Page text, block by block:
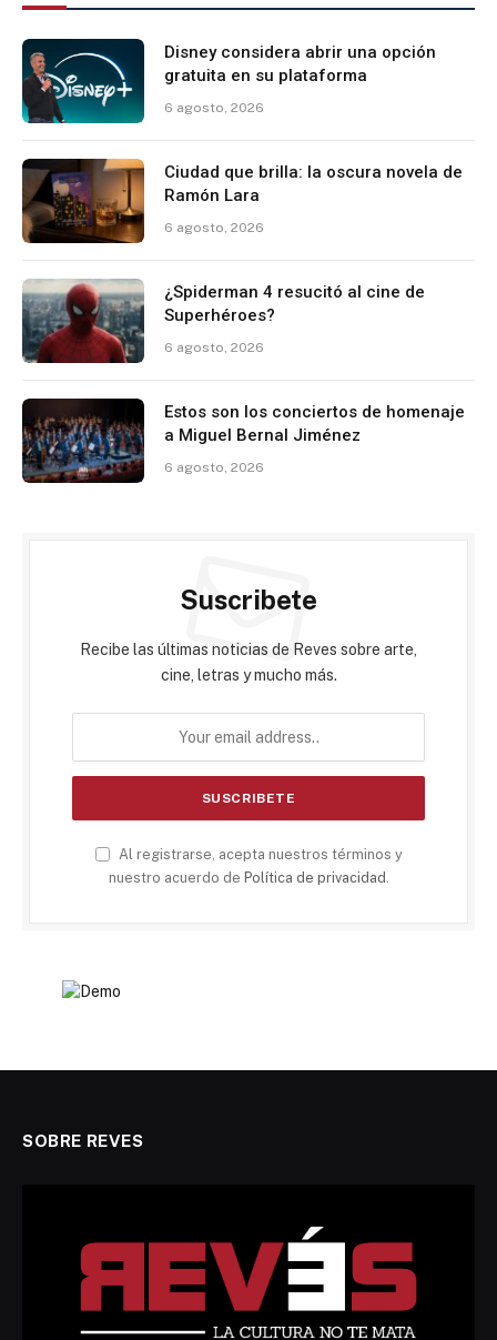
Disney considera abrir una opción
gratuita en su plataforma
6 agosto, 2026
Ciudad que brilla: la oscura novela de
Ramón Lara
6 agosto, 2026
¿Spiderman 4 resucitó al cine de
Superhéroes?
6 agosto, 2026
Estos son los conciertos de homenaje
a Miguel Bernal Jiménez
6 agosto, 2026
Suscribete
Recibe las últimas noticias de Reves sobre arte,
cine, letras y mucho más.
Al registrarse, acepta nuestros términos y
nuestro acuerdo de Política de privacidad .
SOBRE REVES